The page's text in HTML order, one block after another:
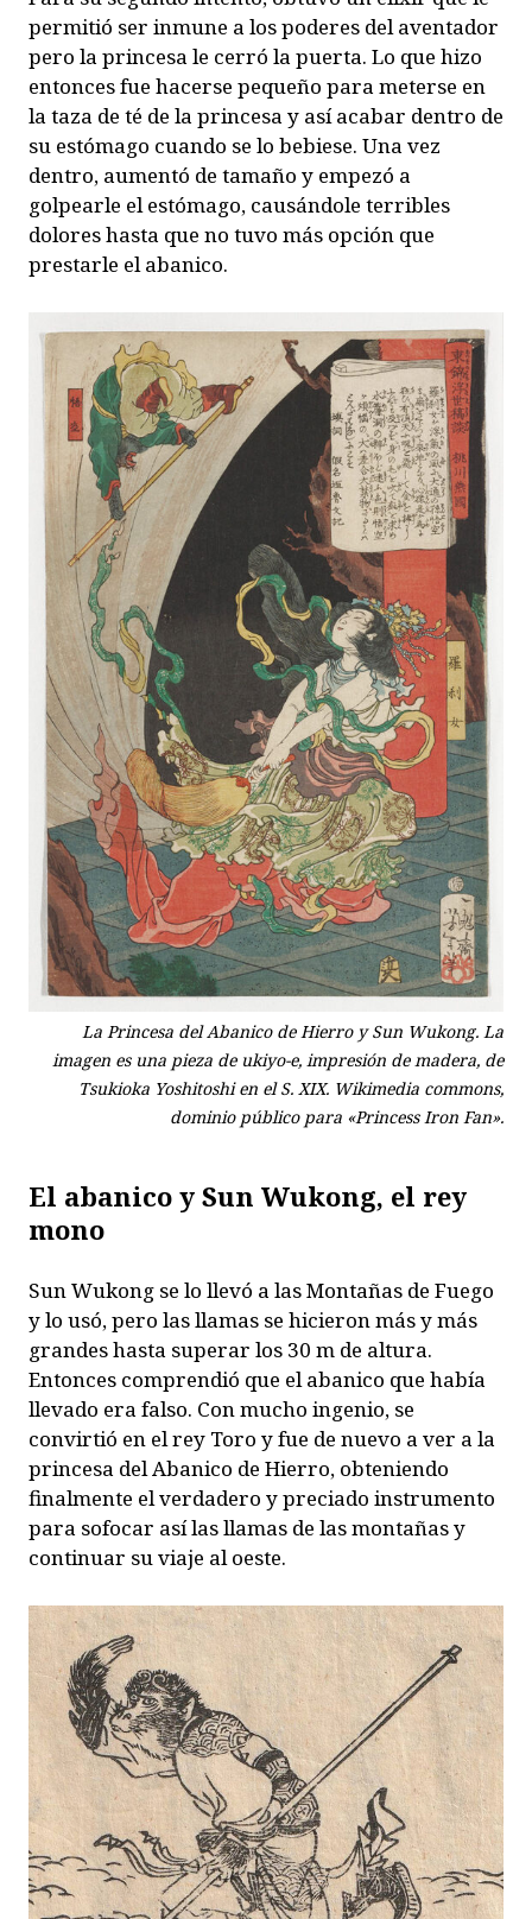
permitió ser inmune a los poderes del aventador
pero la princesa le cerró la puerta. Lo que hizo
entonces fue hacerse pequeño para meterse en
la taza de té de la princesa y así acabar dentro de
su estómago cuando se lo bebiese. Una vez
dentro, aumentó de tamaño y empezó a
golpearle el estómago, causándole terribles
dolores hasta que no tuvo más opción que
prestarle el abanico.
La Princesa del Abanico de Hierro y Sun Wukong. La
imagen es una pieza de ukiyo-e, impresión de madera, de
Tsukioka Yoshitoshi en el S. XIX. Wikimedia commons,
dominio público para «Princess Iron Fan».
El abanico y Sun Wukong, el rey
mono
Sun Wukong se lo llevó a las Montañas de Fuego
y lo usó, pero las llamas se hicieron más y más
grandes hasta superar los 30 m de altura.
Entonces comprendió que el abanico que había
llevado era falso. Con mucho ingenio, se
convirtió en el rey Toro y fue de nuevo a ver a la
princesa del Abanico de Hierro, obteniendo
finalmente el verdadero y preciado instrumento
para sofocar así las llamas de las montañas y
continuar su viaje al oeste.